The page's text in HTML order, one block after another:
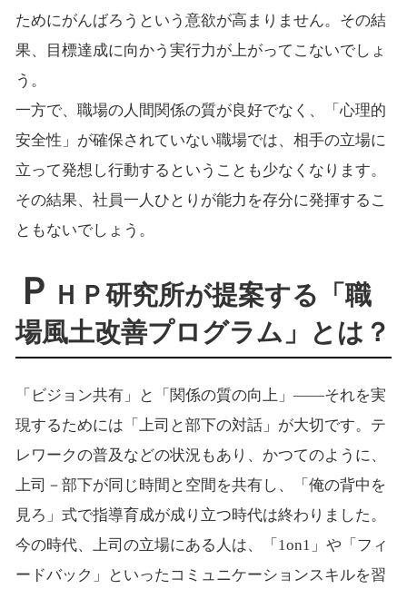
ためにがんばろうという意欲が高まりません。その結
果、目標達成に向かう実行力が上がってこないでしょ
う。
一方で、職場の人間関係の質が良好でなく、「心理的
安全性」が確保されていない職場では、相手の立場に
立って発想し行動するということも少なくなります。
その結果、社員一人ひとりが能力を存分に発揮するこ
ともないでしょう。
Ｐ ＨＰ研究所が提案する「職
場風土改善プログラム」とは？
「ビジョン共有」と「関係の質の向上」――それを実
現するためには「上司と部下の対話」が大切です。テ
レワークの普及などの状況もあり、かつてのように、
上司－部下が同じ時間と空間を共有し、「俺の背中を
見ろ」式で指導育成が成り立つ時代は終わりました。
今の時代、上司の立場にある人は、「1on1」や「フィ
ードバック」といったコミュニケーションスキルを習